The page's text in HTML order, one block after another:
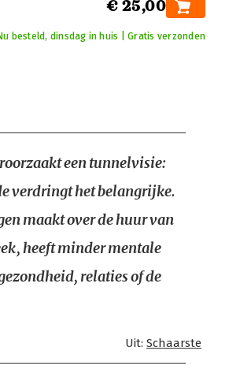
€ 25,00
besteld, dinsdag in huis | Gratis verzonden
een tunnelvisie:
verdringt het belangrijke.
maakt over de huur van
heeft minder mentale
relaties of de
Uit: Schaarste